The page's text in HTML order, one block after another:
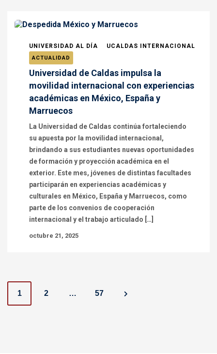
UNIVERSIDAD AL DÍA UCALDAS INTERNACIONAL
ACTUALIDAD
Universidad de Caldas impulsa la
movilidad internacional con experiencias
académicas en México, España y
Marruecos
La Universidad de Caldas continúa fortaleciendo
su apuesta por la movilidad internacional,
brindando a sus estudiantes nuevas oportunidades
de formación y proyección académica en el
exterior. Este mes, jóvenes de distintas facultades
participarán en experiencias académicas y
culturales en México, España y Marruecos, como
parte de los convenios de cooperación
internacional y el trabajo articulado […]
octubre 21, 2025
P
1 2 … 57